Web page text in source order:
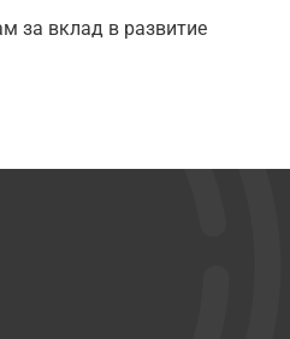
за вклад в развитие